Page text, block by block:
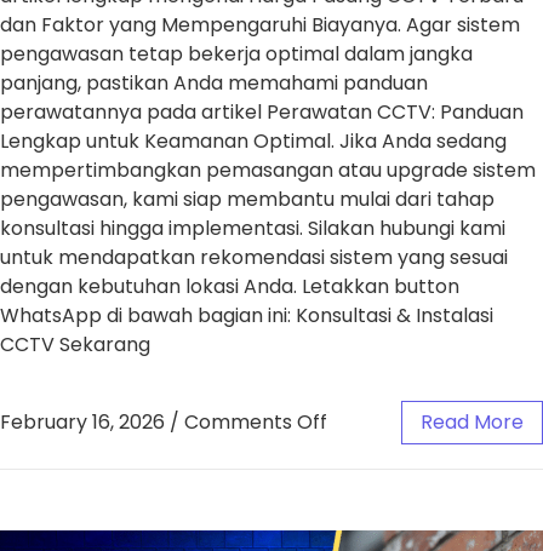
dan Faktor yang Mempengaruhi Biayanya. Agar sistem
pengawasan tetap bekerja optimal dalam jangka
panjang, pastikan Anda memahami panduan
perawatannya pada artikel Perawatan CCTV: Panduan
Lengkap untuk Keamanan Optimal. Jika Anda sedang
mempertimbangkan pemasangan atau upgrade sistem
pengawasan, kami siap membantu mulai dari tahap
konsultasi hingga implementasi. Silakan hubungi kami
untuk mendapatkan rekomendasi sistem yang sesuai
dengan kebutuhan lokasi Anda. Letakkan button
WhatsApp di bawah bagian ini: Konsultasi & Instalasi
CCTV Sekarang
February 16, 2026 / Comments Off Read More